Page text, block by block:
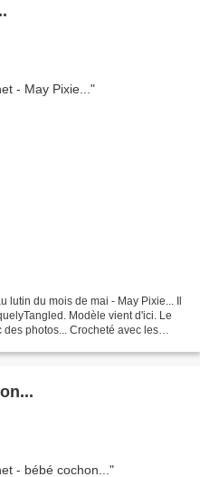
du mois de mai - May Pixie... Il
Modèle vient d'ici. Le
photos... Crocheté avec les